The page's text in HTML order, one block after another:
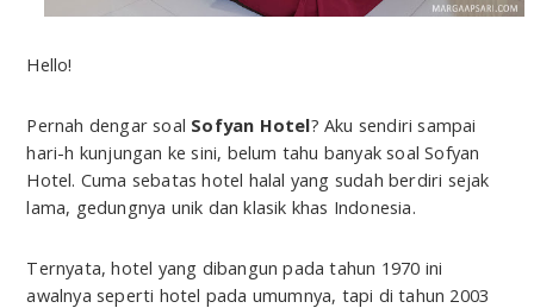
Hello!
Pernah dengar soal Sofyan Hotel? Aku sendiri sampai
hari-h kunjungan ke sini, belum tahu banyak soal Sofyan
Hotel. Cuma sebatas hotel halal yang sudah berdiri sejak
lama, gedungnya unik dan klasik khas Indonesia.
Ternyata, hotel yang dibangun pada tahun 1970 ini
awalnya seperti hotel pada umumnya, tapi di tahun 2003